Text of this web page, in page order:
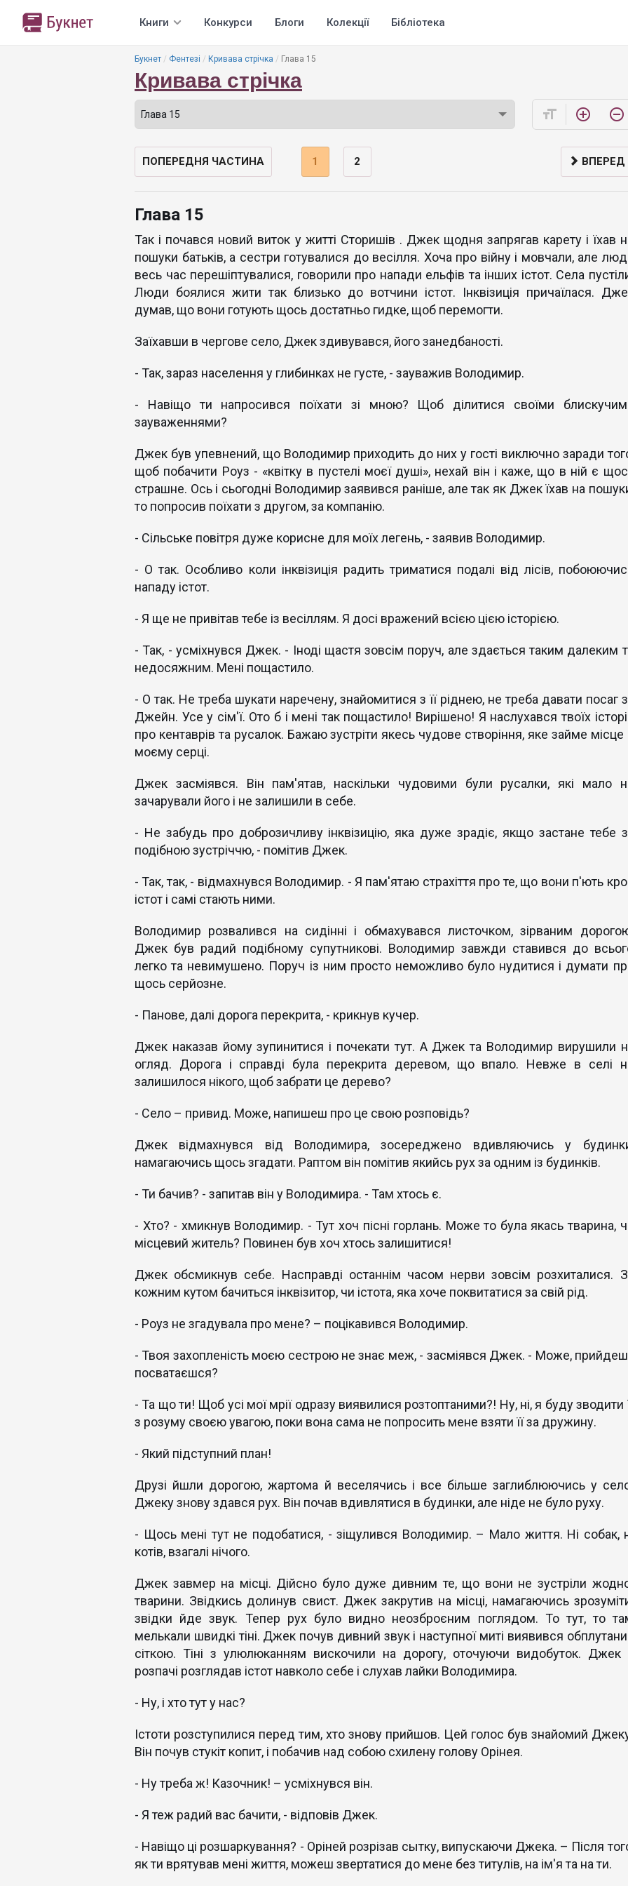
Книги Конкурси Блоги Колекції Бібліотека
Букнет Фентезі Кривава стрічка Глава 15
Кривава стрічка
format_size add_circle_outline remove_circle_outline
ПОПЕРЕДНЯ ЧАСТИНА 1 2 ВПЕРЕД
Глава 15
Так і почався новий виток у житті Сторишів . Джек щодня запрягав карету і їхав
пошуки батьків, а сестри готувалися до весілля. Хоча про війну і мовчали, але
весь час перешіптувалися, говорили про напади ельфів та інших істот. Села
Люди боялися жити так близько до вотчини істот. Інквізиція причаїлася.
думав, що вони готують щось достатньо гидке, щоб перемогти.
Заїхавши в чергове село, Джек здивувався, його занедбаності.
- Так, зараз населення у глибинках не густе, - зауважив Володимир.
- Навіщо ти напросився поїхати зі мною? Щоб ділитися своїми
зауваженнями?
Джек був упевнений, що Володимир приходить до них у гості виключно заради
щоб побачити Роуз - «квітку в пустелі моєї душі», нехай він і каже, що в ній є
страшне. Ось і сьогодні Володимир заявився раніше, але так як Джек їхав на
то попросив поїхати з другом, за компанію.
- Сільське повітря дуже корисне для моїх легень, - заявив Володимир.
- О так. Особливо коли інквізиція радить триматися подалі від лісів,
нападу істот.
- Я ще не привітав тебе із весіллям. Я досі вражений всією цією історією.
- Так, - усміхнувся Джек. - Іноді щастя зовсім поруч, але здається таким далеким
недосяжним. Мені пощастило.
- О так. Не треба шукати наречену, знайомитися з її ріднею, не треба давати посаг
Джейн. Усе у сім'ї. Ото б і мені так пощастило! Вирішено! Я наслухався твоїх
про кентаврів та русалок. Бажаю зустріти якесь чудове створіння, яке займе місце
моєму серці.
Джек засміявся. Він пам'ятав, наскільки чудовими були русалки, які мало
зачарували його і не залишили в себе.
- Не забудь про доброзичливу інквізицію, яка дуже зрадіє, якщо застане тебе
подібною зустріччю, - помітив Джек.
- Так, так, - відмахнувся Володимир. - Я пам'ятаю страхіття про те, що вони п'ють
істот і самі стають ними.
Володимир розвалився на сидінні і обмахувався листочком, зірваним
Джек був радий подібному супутникові. Володимир завжди ставився до
легко та невимушено. Поруч із ним просто неможливо було нудитися і думати
щось серйозне.
- Панове, далі дорога перекрита, - крикнув кучер.
Джек наказав йому зупинитися і почекати тут. А Джек та Володимир вирушили
огляд. Дорога і справді була перекрита деревом, що впало. Невже в селі
залишилося нікого, щоб забрати це дерево?
- Село – привид. Може, напишеш про це свою розповідь?
Джек відмахнувся від Володимира, зосереджено вдивляючись у
намагаючись щось згадати. Раптом він помітив якийсь рух за одним із будинків.
- Ти бачив? - запитав він у Володимира. - Там хтось є.
- Хто? - хмикнув Володимир. - Тут хоч пісні горлань. Може то була якась тварина,
місцевий житель? Повинен був хоч хтось залишитися!
Джек обсмикнув себе. Насправді останнім часом нерви зовсім розхиталися.
кожним кутом бачиться інквізитор, чи істота, яка хоче поквитатися за свій рід.
- Роуз не згадувала про мене? – поцікавився Володимир.
- Твоя захопленість моєю сестрою не знає меж, - засміявся Джек. - Може, прийдеш
посватаєшся?
- Та що ти! Щоб усі мої мрії одразу виявилися розтоптаними?! Ну, ні, я буду зводити
з розуму своєю увагою, поки вона сама не попросить мене взяти її за дружину.
- Який підступний план!
Друзі йшли дорогою, жартома й веселячись і все більше заглиблюючись у
Джеку знову здався рух. Він почав вдивлятися в будинки, але ніде не було руху.
- Щось мені тут не подобатися, - зіщулився Володимир. – Мало життя. Ні собак,
котів, взагалі нічого.
Джек завмер на місці. Дійсно було дуже дивним те, що вони не зустріли
тварини. Звідкись долинув свист. Джек закрутив на місці, намагаючись
звідки йде звук. Тепер рух було видно неозброєним поглядом. То тут, то
мелькали швидкі тіні. Джек почув дивний звук і наступної миті виявився
сіткою. Тіні з улюлюканням вискочили на дорогу, оточуючи видобуток. Джек
розпачі розглядав істот навколо себе і слухав лайки Володимира.
- Ну, і хто тут у нас?
Істоти розступилися перед тим, хто знову прийшов. Цей голос був знайомий
Він почув стукіт копит, і побачив над собою схилену голову Орінея.
- Ну треба ж! Казочник! – усміхнувся він.
- Я теж радий вас бачити, - відповів Джек.
- Навіщо ці розшаркування? - Оріней розрізав сытку, випускаючи Джека. – Після
як ти врятував мені життя, можеш звертатися до мене без титулів, на ім'я та на ти.